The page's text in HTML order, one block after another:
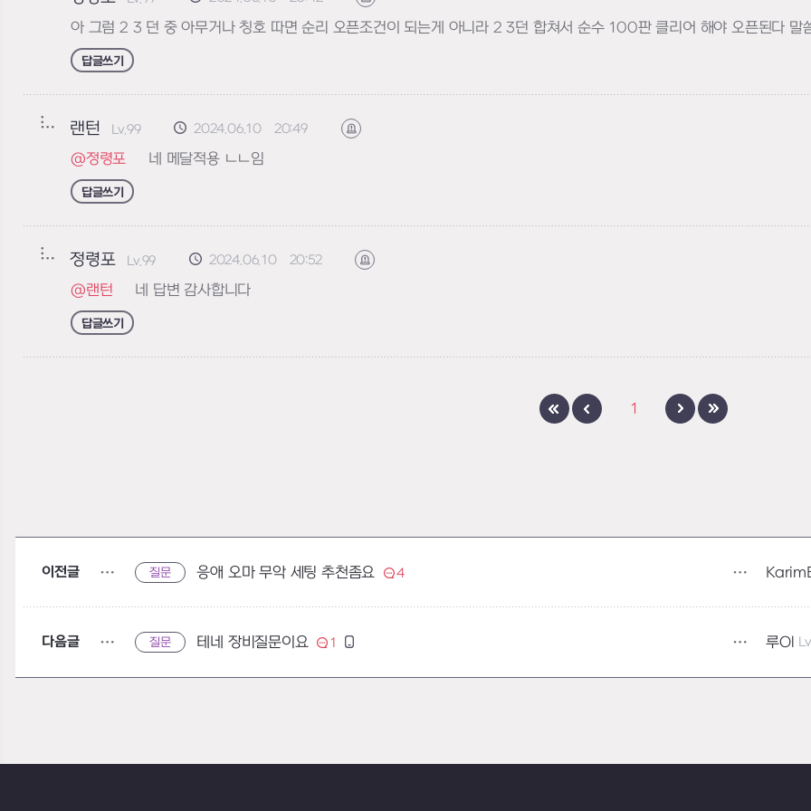
아 그럼 2 3 던 중 아무거나 칭호 따면 순리 오픈조건이 되는게 아니라 2 3던 합쳐서 순수 100판 클리어 해야 오픈된다 말
답글쓰기
랜턴 Lv.99 2024.06.10 20:49 신고하기
@정령포 네 메달적용 ㄴㄴ임
답글쓰기
정령포 Lv.99 2024.06.10 20:52 신고하기
@랜턴 네 답변 감사합니다
답글쓰기
1
이전글 질문 응애 오마 무악 세팅 추천좀요 4
다음글 질문 테네 장비질문이요 1 루Ol